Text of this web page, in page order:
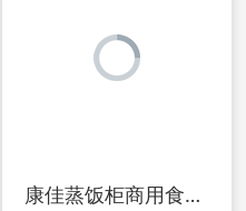
康佳蒸饭柜商用食堂蒸柜米盘蒸包炉220V电热饭机燃气蒸饭车大蒸箱